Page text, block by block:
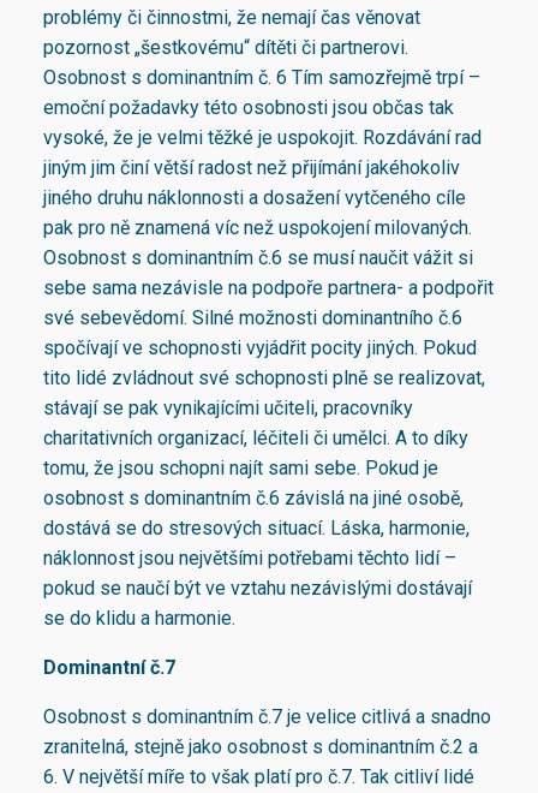
problémy či činnostmi, že nemají čas věnovat
pozornost „šestkovému“ dítěti či partnerovi.
Osobnost s dominantním č. 6 Tím samozřejmě trpí –
emoční požadavky této osobnosti jsou občas tak
vysoké, že je velmi těžké je uspokojit. Rozdávání rad
jiným jim činí větší radost než přijímání jakéhokoliv
jiného druhu náklonnosti a dosažení vytčeného cíle
pak pro ně znamená víc než uspokojení milovaných.
Osobnost s dominantním č.6 se musí naučit vážit si
sebe sama nezávisle na podpoře partnera- a podpořit
své sebevědomí. Silné možnosti dominantního č.6
spočívají ve schopnosti vyjádřit pocity jiných. Pokud
tito lidé zvládnout své schopnosti plně se realizovat,
stávají se pak vynikajícími učiteli, pracovníky
charitativních organizací, léčiteli či umělci. A to díky
tomu, že jsou schopni najít sami sebe. Pokud je
osobnost s dominantním č.6 závislá na jiné osobě,
dostává se do stresových situací. Láska, harmonie,
náklonnost jsou největšími potřebami těchto lidí –
pokud se naučí být ve vztahu nezávislými dostávají
se do klidu a harmonie.
Dominantní č.7
Osobnost s dominantním č.7 je velice citlivá a snadno
zranitelná, stejně jako osobnost s dominantním č.2 a
6. V největší míře to však platí pro č.7. Tak citliví lidé